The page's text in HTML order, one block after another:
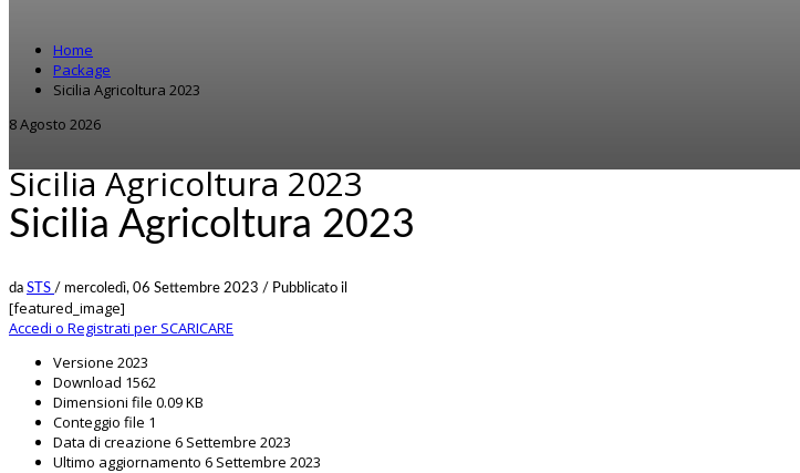
Home
Package
Sicilia Agricoltura 2023
8 Agosto 2026
Sicilia Agricoltura 2023
Sicilia Agricoltura 2023
da STS / mercoledì, 06 Settembre 2023 / Pubblicato il
[featured_image]
Accedi o Registrati per SCARICARE
Versione 2023
Download 1562
Dimensioni file 0.09 KB
Conteggio file 1
Data di creazione 6 Settembre 2023
Ultimo aggiornamento 6 Settembre 2023